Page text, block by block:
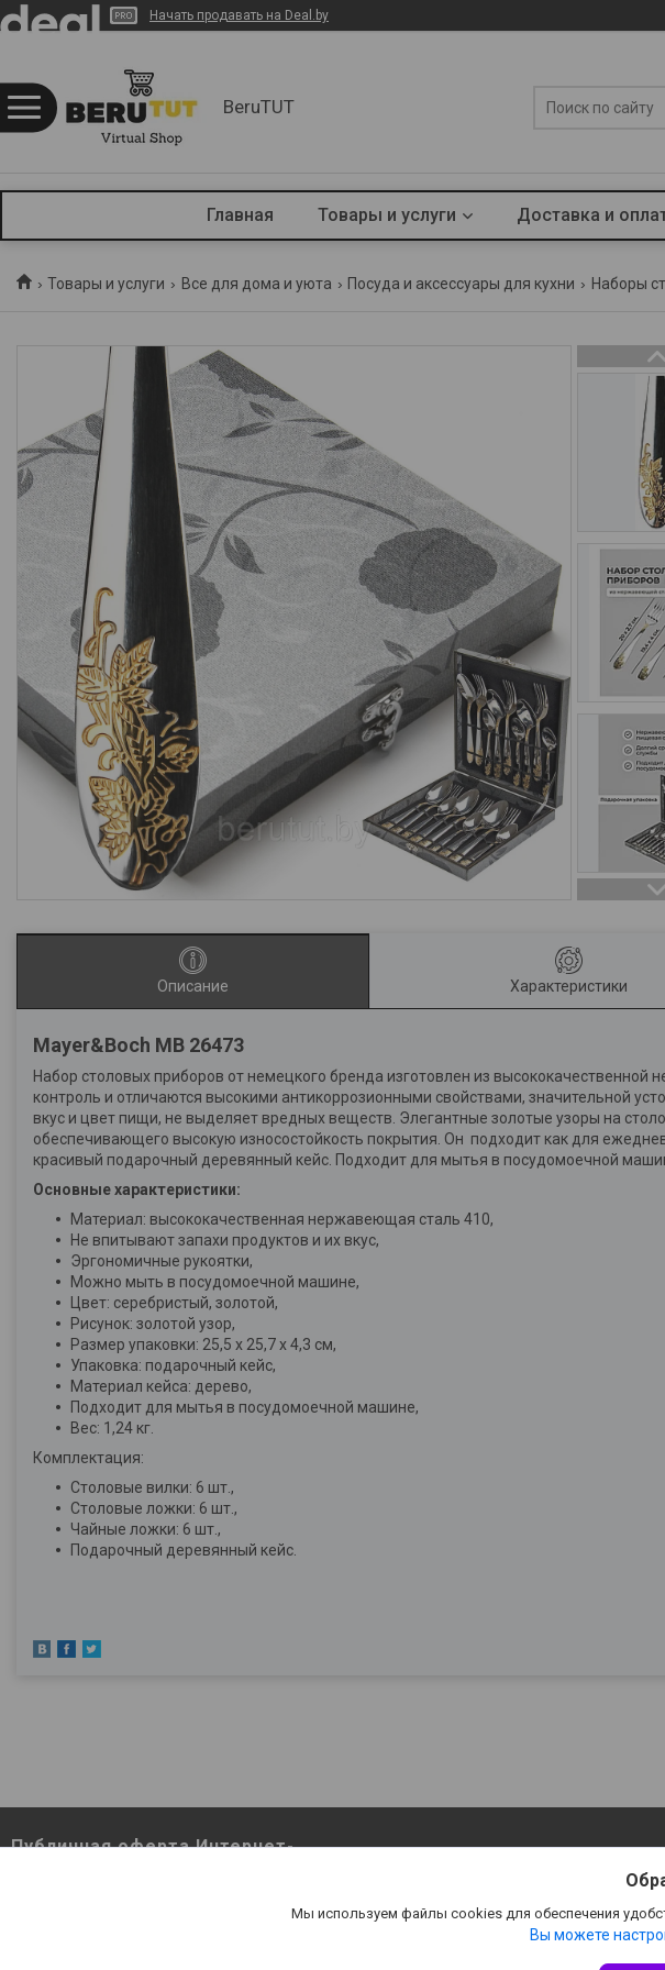
Начать продавать на Deal.by
BeruTUT
Главная Товары и услуги Доставка и
Товары и услуги Все для дома и уюта Посуда и аксессуары для кухни Наборы
Описание Характеристики
Mayer&Boch MB 26473
Набор столовых приборов от немецкого бренда изготовлен из
контроль и отличаются высокими антикоррозионными свойствами, значительной
вкус и цвет пищи, не выделяет вредных веществ. Элегантные золотые узоры на
обеспечивающего высокую износостойкость покрытия. Он подходит как для
красивый подарочный деревянный кейс. Подходит для мытья в посудомоечной
Основные характеристики:
Материал: высококачественная нержавеющая сталь 410,
Не впитывают запахи продуктов и их вкус,
Эргономичные рукоятки,
Можно мыть в посудомоечной машине,
Цвет: серебристый, золотой,
Рисунок: золотой узор,
Размер упаковки: 25,5 х 25,7 х 4,3 см,
Упаковка: подарочный кейс,
Материал кейса: дерево,
Подходит для мытья в посудомоечной машине,
Вес: 1,24 кг.
Комплектация:
Столовые вилки: 6 шт.,
Столовые ложки: 6 шт.,
Чайные ложки: 6 шт.,
Подарочный деревянный кейс.
Публичная оферта Интернет-
Мы используем файлы cookies для обеспечения
Вы можете